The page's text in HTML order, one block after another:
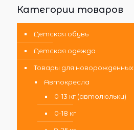
Категории товаров
Детская обувь
Детская одежда
Товары для новорожденных
Автокресла
0-13 кг (автолюльки)
0-18 кг